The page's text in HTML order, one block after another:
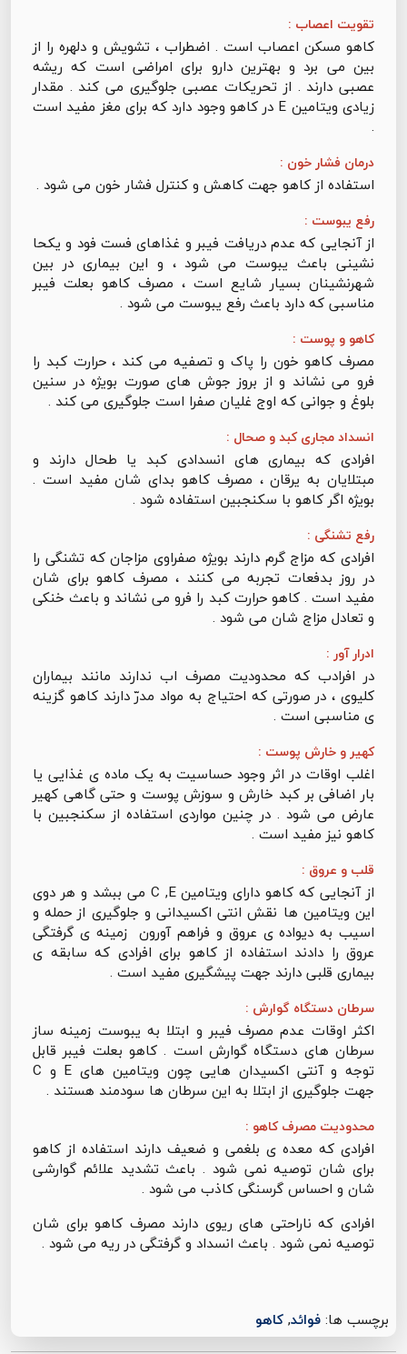
تقویت اعصاب :
کاهو مسکن اعصاب است . اضطراب ، تشویش و دلهره را از
بین می برد و بهترین دارو برای امراضی است که ریشه
عصبی دارند . از تحریکات عصبی جلوگیری می کند . مقدار
زیادی ویتامین E در کاهو وجود دارد که برای مغز مفید است
.
درمان فشار خون :
استفاده از کاهو جهت کاهش و کنترل فشار خون می شود .
رفع یبوست :
از آنجایی که عدم دریافت فیبر و غذاهای فست فود و یکحا
نشینی باعث یبوست می شود ، و این بیماری در بین
شهرنشینان بسیار شایع است ، مصرف کاهو بعلت فیبر
مناسبی که دارد باعث رفع یبوست می شود .
کاهو و پوست :
مصرف کاهو خون را پاک و تصفیه می کند ، حرارت کبد را
فرو می نشاند و از بروز جوش های صورت بویژه در سنین
بلوغ و جوانی که اوج غلیان صفرا است جلوگیری می کند .
انسداد مجاری کبد و صحال :
افرادی که بیماری های انسدادی کبد یا طحال دارند و
مبتلایان به یرقان ، مصرف کاهو بدای شان مفید است .
بویژه اگر کاهو با سکنجبین استفاده شود .
رفع تشنگی :
افرادی که مزاج گرم دارند بویژه صفراوی مزاجان که تشنگی را
در روز بدفعات تجربه می کنند ، مصرف کاهو برای شان
مفید است . کاهو حرارت کبد را فرو می نشاند و باعث خنکی
و تعادل مزاج شان می شود .
ادرار آور :
در افرادب که محدودیت مصرف اب ندارند مانند بیماران
کلیوی ، در صورتی که احتیاج به مواد مدرّ دارند کاهو گزینه
ی مناسبی است .
کهیر و خارش پوست :
اغلب اوقات در اثر وجود حساسیت به یک ماده ی غذایی یا
بار اضافی بر کبد خارش و سوزش پوست و حتی گاهی کهیر
عارض می شود . در چنین مواردی استفاده از سکنجبین با
کاهو نیز مفید است .
قلب و عروق :
از آنجایی که کاهو دارای ویتامین C ,E می ببشد و هر دوی
این ویتامین ها نقش انتی اکسیدانی و جلوگیری از حمله و
اسیب به دیواده ی عروق و فراهم آورون زمینه ی گرفتگی
عروق را دادند استفاده از کاهو برای افرادی که سابقه ی
بیماری قلبی دارند جهت پیشگیری مفید است .
سرطان دستگاه گوارش :
اکثر اوقات عدم مصرف فیبر و ابتلا به یبوست زمینه ساز
سرطان های دستگاه گوارش است . کاهو بعلت فیبر قابل
توجه و آنتی اکسیدان هایی چون ویتامین های E و C
جهت جلوگیری از ابتلا به این سرطان ها سودمند هستند .
محدودیت مصرف کاهو :
افرادی که معده ی بلغمی و ضعیف دارند استفاده از کاهو
برای شان توصیه نمی شود . باعث تشدید علائم گوارشی
شان و احساس گرسنگی کاذب می شود .
افرادی که ناراحتی های ریوی دارند مصرف کاهو برای شان
توصیه نمی شود . باعث انسداد و گرفتگی در ریه می شود .
برچسب ها:فوائد,کاهو